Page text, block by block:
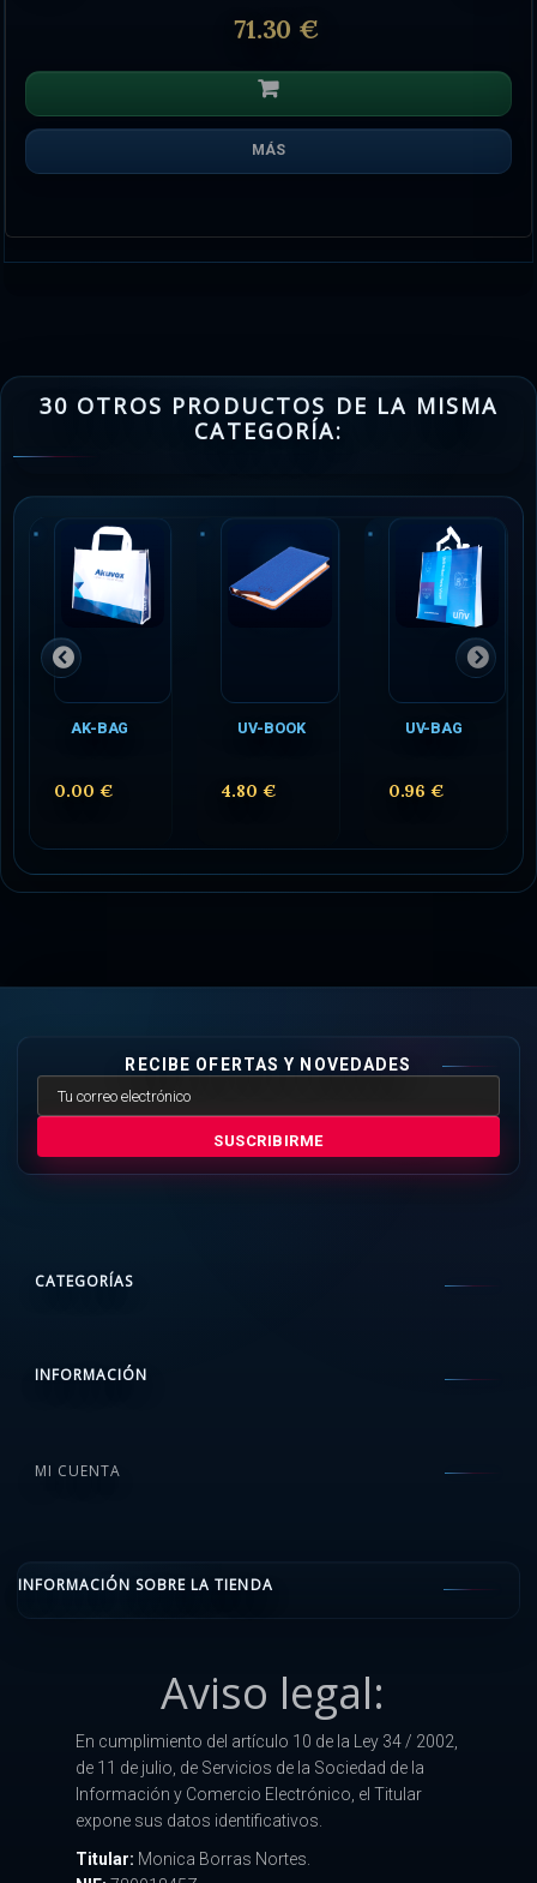
71.30 €
MÁS
30 OTROS PRODUCTOS DE LA MISMA
CATEGORÍA:
AK-BAG
0.00 €
UV-BOOK
4.80 €
UV-BAG
0.96 €
RECIBE OFERTAS Y NOVEDADES
SUSCRIBIRME
CATEGORÍAS
INFORMACIÓN
MI CUENTA
INFORMACIÓN SOBRE LA TIENDA
Aviso legal:
En cumplimiento del artículo 10 de la Ley 34 / 2002,
de 11 de julio, de Servicios de la Sociedad de la
Información y Comercio Electrónico, el Titular
expone sus datos identificativos.
Titular: Monica Borras Nortes.